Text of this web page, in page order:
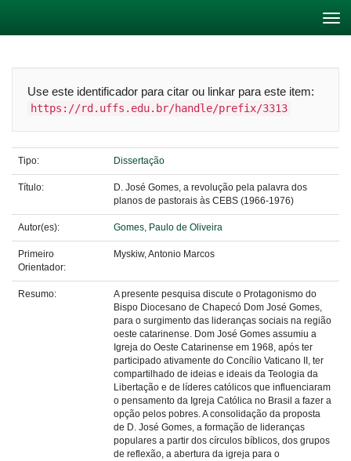
Use este identificador para citar ou linkar para este item:
https://rd.uffs.edu.br/handle/prefix/3313
Tipo: Dissertação
Título:
D. José Gomes, a revolução pela palavra dos
planos de pastorais às CEBS (1966-1976)
Autor(es): Gomes, Paulo de Oliveira
Primeiro
Orientador:
Myskiw, Antonio Marcos
Resumo:
A presente pesquisa discute o Protagonismo do
Bispo Diocesano de Chapecó Dom José Gomes,
para o surgimento das lideranças sociais na região
oeste catarinense. Dom José Gomes assumiu a
Igreja do Oeste Catarinense em 1968, após ter
participado ativamente do Concílio Vaticano II, ter
compartilhado de ideias e ideais da Teologia da
Libertação e de líderes católicos que influenciaram
o pensamento da Igreja Católica no Brasil a fazer a
opção pelos pobres. A consolidação da proposta
de D. José Gomes, a formação de lideranças
populares a partir dos círculos bíblicos, dos grupos
de reflexão, a abertura da igreja para o